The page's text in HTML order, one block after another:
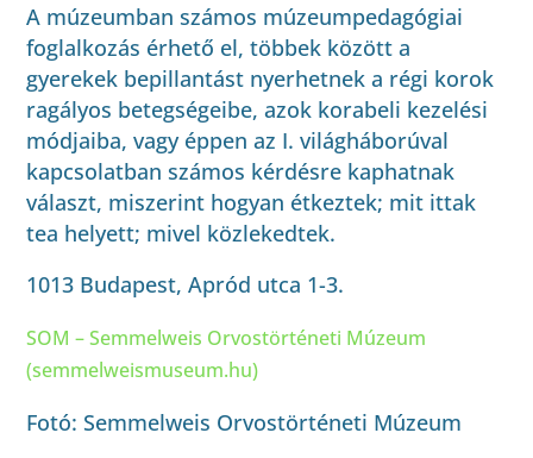
A múzeumban számos múzeumpedagógiai
foglalkozás érhető el, többek között a
gyerekek bepillantást nyerhetnek a régi korok
ragályos betegségeibe, azok korabeli kezelési
módjaiba, vagy éppen az I. világháborúval
kapcsolatban számos kérdésre kaphatnak
választ, miszerint hogyan étkeztek; mit ittak
tea helyett; mivel közlekedtek.
1013 Budapest, Apród utca 1-3.
SOM – Semmelweis Orvostörténeti Múzeum
(semmelweismuseum.hu)
Fotó: Semmelweis Orvostörténeti Múzeum